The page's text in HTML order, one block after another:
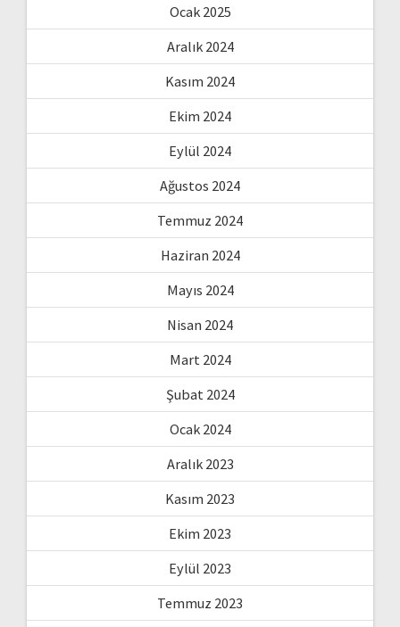
Ocak 2025
Aralık 2024
Kasım 2024
Ekim 2024
Eylül 2024
Ağustos 2024
Temmuz 2024
Haziran 2024
Mayıs 2024
Nisan 2024
Mart 2024
Şubat 2024
Ocak 2024
Aralık 2023
Kasım 2023
Ekim 2023
Eylül 2023
Temmuz 2023